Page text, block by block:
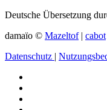
Deutsche Übersetzung
damaïo © Mazeltof| cabot
Datenschutz |